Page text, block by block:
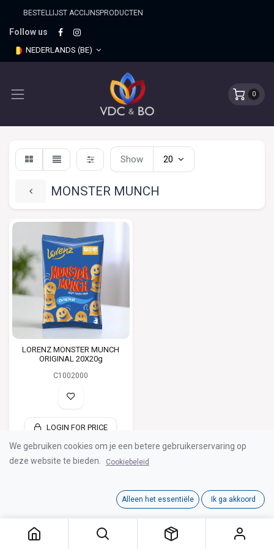
BESTELLIJST ACCIJNSPRO​DUCTEN
Follow us
NEDERLANDS (BE)
0
MONSTER MUNCH
Show 20
LORENZ MONSTER MUNCH
ORIGINAL 20X20g
C1002000
LOGIN FOR PRICE
Algemene en bijzondere voorwaarden
Cookiebeleid
We gebruiken cookies om je een betere gebruikerservaring op
deze website te bieden.
Cookiebeleid
Alleen het essentiële Ik ga akkoord